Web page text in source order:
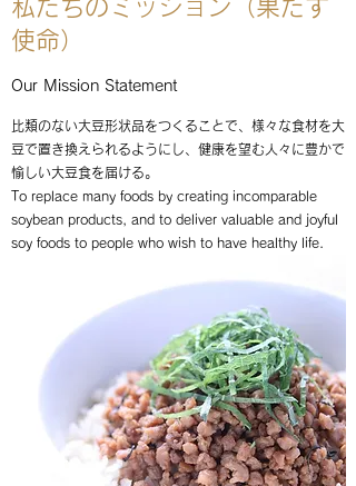
私たちのミッション（果たす
使命）
Our Mission Statement
比類のない大豆形状品をつくることで、様々な食材を大
豆で置き換えられるようにし、健康を望む人々に豊かで
愉しい大豆食を届ける。
To replace many foods by creating incomparable
soybean products, and to deliver valuable and joyful
soy foods to people who wish to have healthy life.